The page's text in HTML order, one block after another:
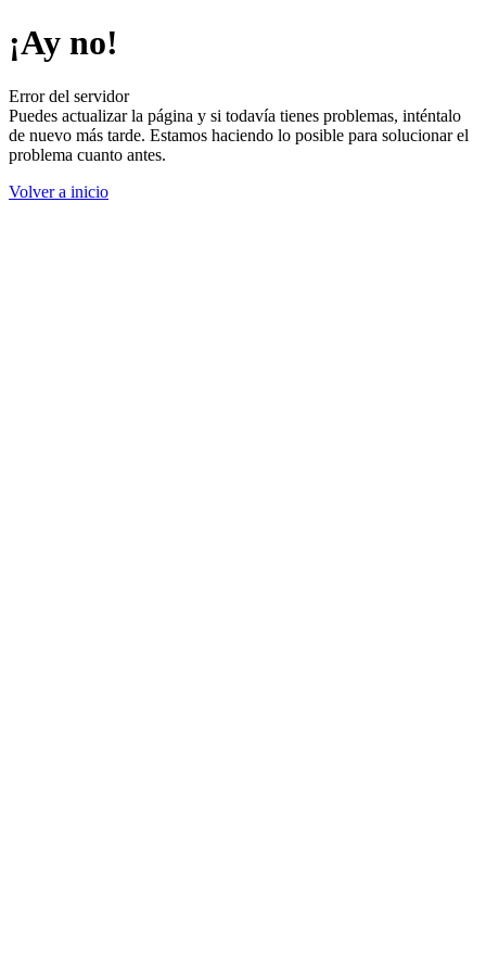
¡Ay no!
Error del servidor
Puedes actualizar la página y si todavía tienes problemas, inténtalo
de nuevo más tarde. Estamos haciendo lo posible para solucionar el
problema cuanto antes.
Volver a inicio